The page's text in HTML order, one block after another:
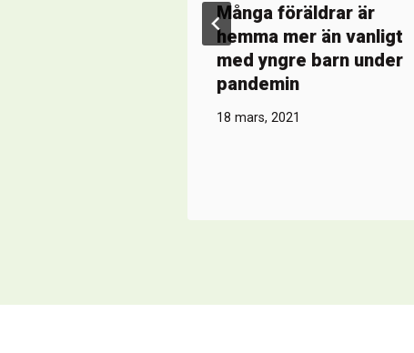
Många föräldrar är
hemma mer än vanligt
med yngre barn under
pandemin
18 mars, 2021